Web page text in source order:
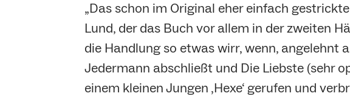
„Das schon im Original eher einfach
Lund, der das Buch vor allem in der zweiten
die Handlung so etwas wirr, wenn, angelehnt
Jedermann abschließt und Die Liebste (sehr
einem kleinen Jungen ‚Hexe‘ gerufen und